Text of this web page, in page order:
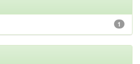
1